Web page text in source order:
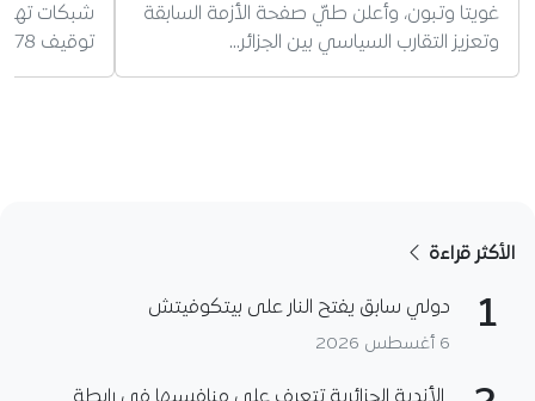
غويتا وتبون، وأعلن طيّ صفحة الأزمة السابقة
وتعزيز التقارب السياسي بين الجزائر…
شبكات
توقيف 78 شخصا.
الأكثر قراءة
1 دولي سابق يفتح النار على بيتكوفيتش
6 أغسطس 2026